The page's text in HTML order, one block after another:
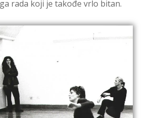
rada koji je takođe vrlo bitan.